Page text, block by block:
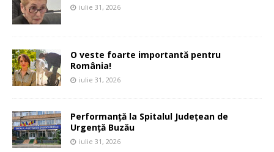
iulie 31, 2026
O veste foarte importantă pentru
România!
iulie 31, 2026
Performanță la Spitalul Județean de
Urgență Buzău
iulie 31, 2026